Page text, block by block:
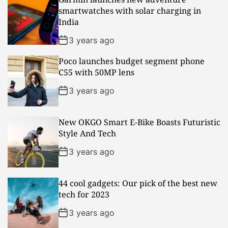
l
a
r
n
e
e
smartwatches with solar charging in
India
3 years ago
Poco launches budget segment phone
C55 with 50MP lens
3 years ago
New OKGO Smart E-Bike Boasts Futuristic
Style And Tech
3 years ago
44 cool gadgets: Our pick of the best new
tech for 2023
3 years ago